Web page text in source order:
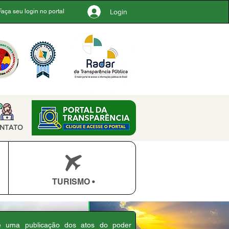
seu login no portal Login
TURISMO •
publicação dos atos do poder